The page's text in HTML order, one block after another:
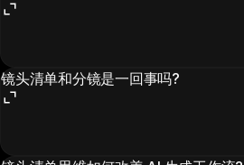
镜头清单和分镜是一回事吗?